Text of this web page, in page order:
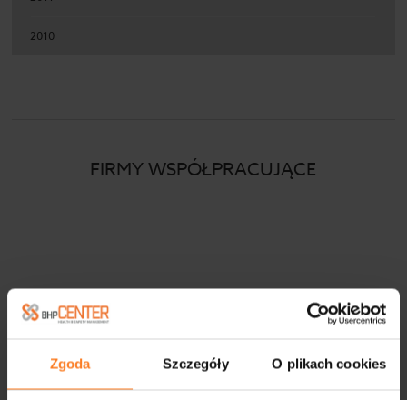
Zgoda Szczegóły O plikach cookies
2010
FIRMY WSPÓŁPRACUJĄCE